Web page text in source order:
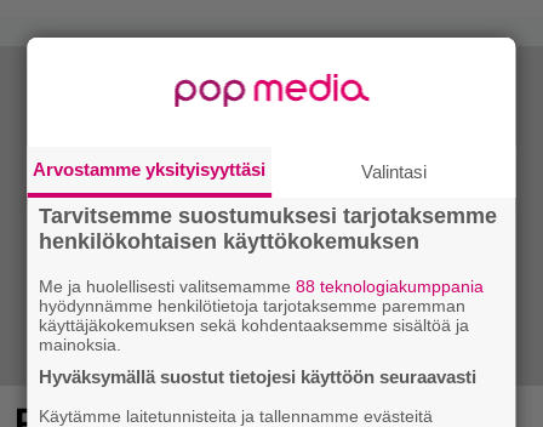
Arvostamme yksityisyyttäsi Valintasi
Tarvitsemme suostumuksesi tarjotaksemme
henkilökohtaisen käyttökokemuksen
Me ja huolellisesti valitsemamme88 teknologiakumppania
hyödynnämme henkilötietoja tarjotaksemme paremman
käyttäjäkokemuksen sekä kohdentaaksemme sisältöä ja
mainoksia.
Hyväksymällä suostut tietojesi käyttöön seuraavasti
Käytämme laitetunnisteita ja tallennamme evästeitä